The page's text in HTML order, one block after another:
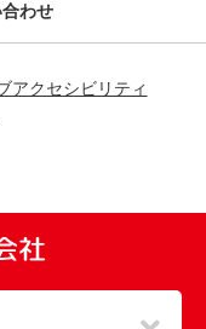
わせ
アクセシビリティ